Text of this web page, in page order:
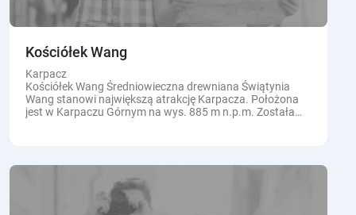
Kościółek Wang
Karpacz
Kościółek Wang Średniowieczna drewniana Świątynia
Wang stanowi największą atrakcję Karpacza. Położona
jest w Karpaczu Górnym na wys. 885 m n.p.m. Została